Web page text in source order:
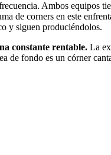
Ambos equipos
de corners en este
y siguen produciéndolos.
constante rentable. La
de fondo es un córner